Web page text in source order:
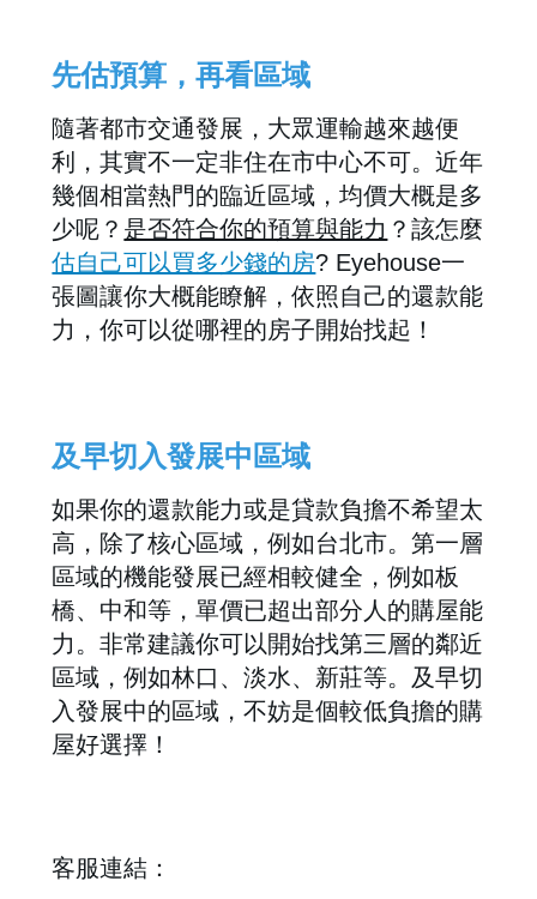
先估預算，再看區域
隨著都市交通發展，大眾運輸越來越便
利，其實不一定非住在市中心不可。近年
幾個相當熱門的臨近區域，均價大概是多
少呢？ 是否符合你的預算與能力 ？該怎麼
估自己可以買多少錢的房? Eyehouse一
張圖讓你大概能瞭解，依照自己的還款能
力，你可以從哪裡的房子開始找起！
及早切入發展中區域
如果你的還款能力或是貸款負擔不希望太
高，除了核心區域，例如台北市。第一層
區域的機能發展已經相較健全，例如板
橋、中和等，單價已超出部分人的購屋能
力。非常建議你可以開始找第三層的鄰近
區域，例如林口、淡水、新莊等。及早切
入發展中的區域，不妨是個較低負擔的購
屋好選擇！
客服連結：